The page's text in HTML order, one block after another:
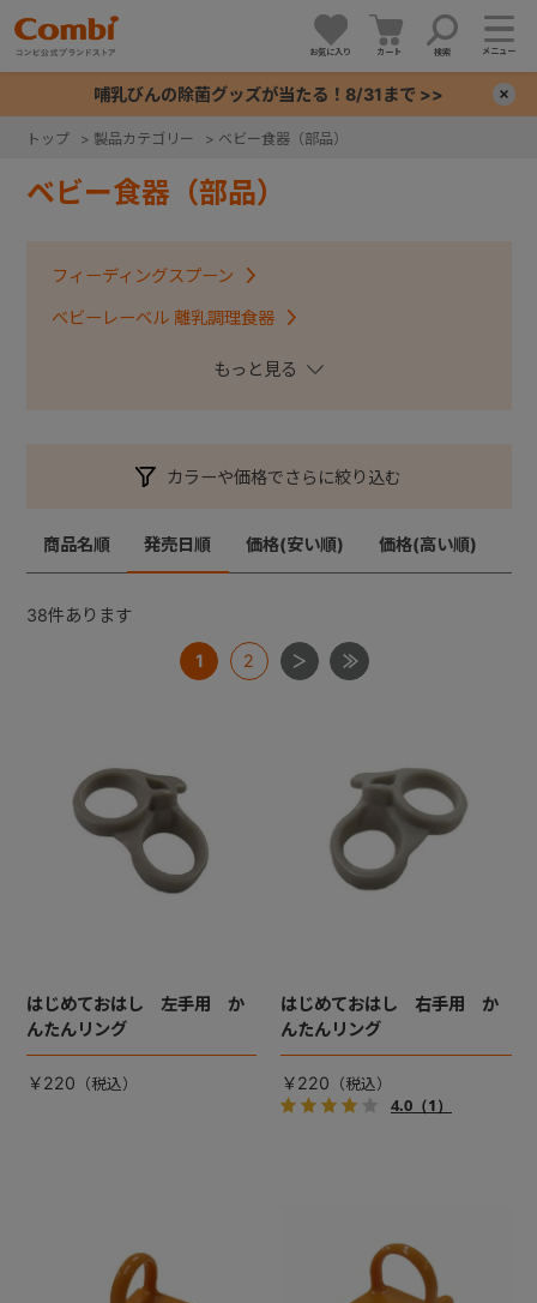
お気に入り カート 検索 メニュー
哺乳びんの除菌グッズが当たる！8/31まで >>
トップ > 製品カテゴリー > ベビー食器（部品）
ベビー食器（部品）
フィーディングスプーン
ベビーレーベル 離乳調理食器
くまのプーさん離乳食じょ～ず
お食事周辺グッズカラーや価格でさらに絞り込む
商品名順 発売日順 価格(安い順) 価格(高い順)
38件あります
1 2
はじめておはし 左手用 か
んたんリング
￥220
はじめておはし 右手用 か
んたんリング
￥220
4.0（1）